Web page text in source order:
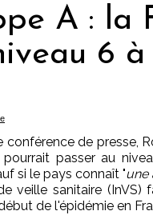
A : la
6
conférence de presse,
pourrait passer au
si le pays connaît "une
veille sanitaire
de l'épidémie en